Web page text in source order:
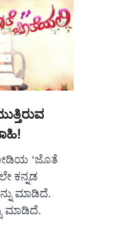
‘ಜೊತೆ
ಕನ್ನಡ
ಮಾಡಿದೆ.
ಮಾಡಿದೆ.